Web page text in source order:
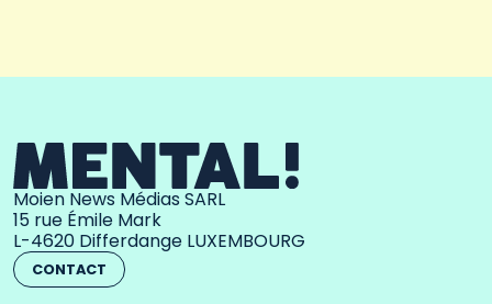
Moien News Médias SARL
15 rue Émile Mark
L-4620 Differdange LUXEMBOURG
CONTACT